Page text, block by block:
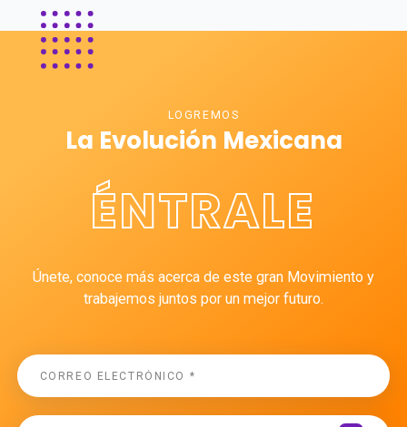
LOGREMOS
La Evolución Mexicana
ÉNTRALE
Únete, conoce más acerca de este gran Movimiento y
trabajemos juntos por un mejor futuro.